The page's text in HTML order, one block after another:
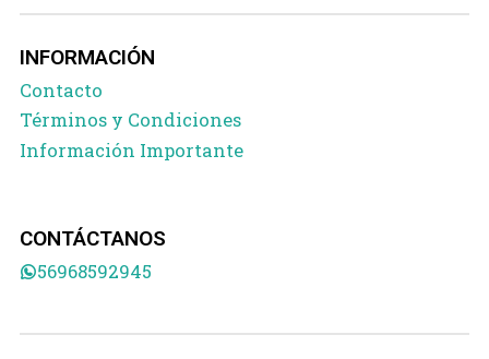
INFORMACIÓN
Contacto
Términos y Condiciones
Información Importante
CONTÁCTANOS
56968592945